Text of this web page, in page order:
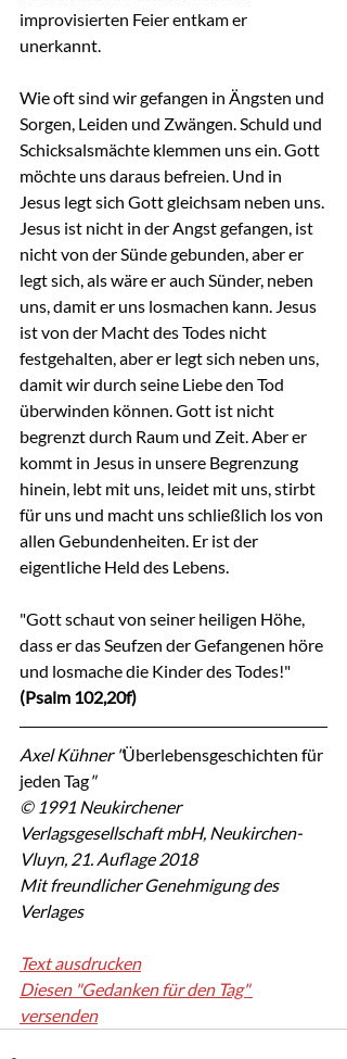
improvisierten Feier entkam er
unerkannt.
Wie oft sind wir gefangen in Ängsten und
Sorgen, Leiden und Zwängen. Schuld und
Schicksalsmächte klemmen uns ein. Gott
möchte uns daraus befreien. Und in
Jesus legt sich Gott gleichsam neben uns.
Jesus ist nicht in der Angst gefangen, ist
nicht von der Sünde gebunden, aber er
legt sich, als wäre er auch Sünder, neben
uns, damit er uns losmachen kann. Jesus
ist von der Macht des Todes nicht
festgehalten, aber er legt sich neben uns,
damit wir durch seine Liebe den Tod
überwinden können. Gott ist nicht
begrenzt durch Raum und Zeit. Aber er
kommt in Jesus in unsere Begrenzung
hinein, lebt mit uns, leidet mit uns, stirbt
für uns und macht uns schließlich los von
allen Gebundenheiten. Er ist der
eigentliche Held des Lebens.
"Gott schaut von seiner heiligen Höhe,
dass er das Seufzen der Gefangenen höre
und losmache die Kinder des Todes!"
(Psalm 102,20f)
Axel Kühner "Überlebensgeschichten für
jeden Tag"
© 1991 Neukirchener
Verlagsgesellschaft mbH, Neukirchen-
Vluyn, 21. Auflage 2018
Mit freundlicher Genehmigung des
Verlages
Text ausdrucken
Diesen "Gedanken für den Tag"
versenden